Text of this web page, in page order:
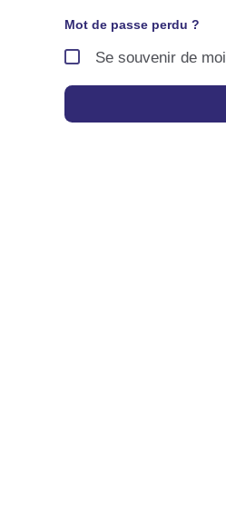
Mot de passe perdu ?
Se souvenir de moi